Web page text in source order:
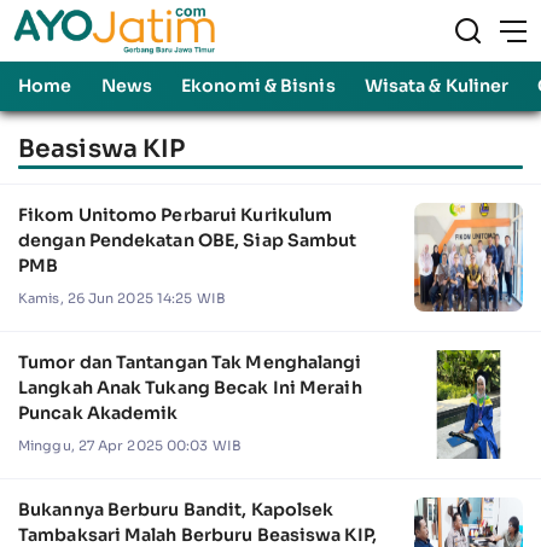
Home News Ekonomi & Bisnis Wisata & Kuliner
Beasiswa KIP
Fikom Unitomo Perbarui Kurikulum
dengan Pendekatan OBE, Siap Sambut
PMB
Kamis, 26 Jun 2025 14:25 WIB
Tumor dan Tantangan Tak Menghalangi
Langkah Anak Tukang Becak Ini Meraih
Puncak Akademik
Minggu, 27 Apr 2025 00:03 WIB
Bukannya Berburu Bandit, Kapolsek
Tambaksari Malah Berburu Beasiswa KIP,